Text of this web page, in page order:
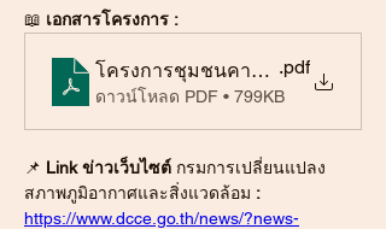
📖 เอกสารโครงการ :
โครงการชุมชนคาร์บอนต่ำ
.pdf
ดาวน์โหลด PDF • 799KB
📌 Link ข่าวเว็บไซต์ กรมการเปลี่ยนแปลง
สภาพภูมิอากาศและสิ่งแวดล้อม :
https://www.dcce.go.th/news/?news-